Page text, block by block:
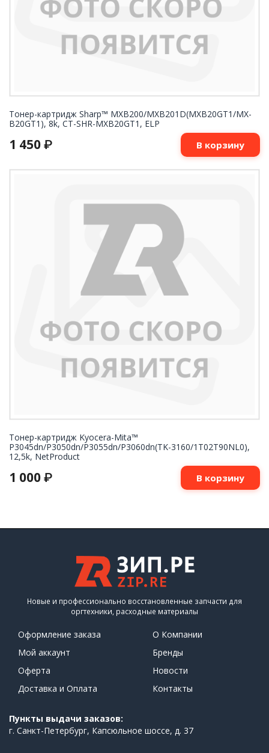
Тонер-картридж Sharp™ MXB200/MXB201D(MXB20GT1/MX-
B20GT1), 8k, CT-SHR-MXB20GT1, ELP
1 450 ₽ В корзину
Тонер-картридж Kyocera-Mita™
P3045dn/P3050dn/P3055dn/P3060dn(TK-3160/1T02T90NL0),
12,5k, NetProduct
1 000 ₽ В корзину
Новые и профессионально восстановленные запчасти для
оргтехники, расходные материалы
Оформление заказа
Мой аккаунт
Оферта
Доставка и Оплата
О Компании
Бренды
Новости
Контакты
Пункты выдачи заказов:
г. Санкт-Петербург, Капсюльное шоссе, д. 37